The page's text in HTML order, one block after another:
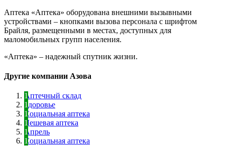
Аптека «Аптека» оборудована внешними вызывными
устройствами – кнопками вызова персонала с шрифтом
Брайля, размещенными в местах, доступных для
маломобильных групп населения.
«Аптека» – надежный спутник жизни.
Другие компании Азова
Аптечный склад
Здоровье
Социальная аптека
Дешевая аптека
Апрель
Социальная аптека